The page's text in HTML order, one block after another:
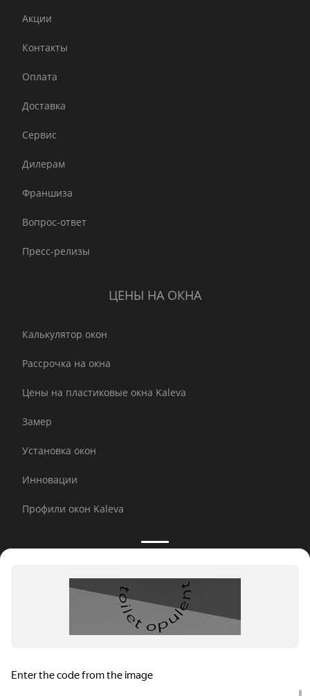
Акции
Контакты
Оплата
Доставка
Сервис
Дилерам
Франшиза
Вопрос-ответ
Пресс-релизы
ЦЕНЫ НА ОКНА
Калькулятор окон
Рассрочка на окна
Цены на пластиковые окна Kaleva
Замер
Установка окон
Инновации
Профили окон Kaleva
Принимаем к оплате:
E-mail рассылка